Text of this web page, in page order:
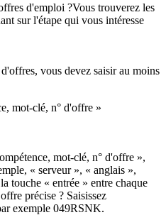
d'emploi ?Vous trouverez les
sur l'étape qui vous intéresse
vous devez saisir au moins
mot-clé, n° d'offre »
mot-clé, n° d'offre »,
« serveur », « anglais »,
touche « entrée » entre chaque
précise ? Saisissez
exemple 049RSNK.